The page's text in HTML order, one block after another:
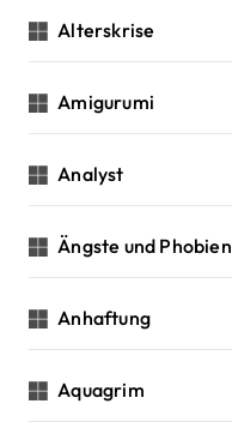
Alterskrise
Amigurumi
Analyst
Ängste und Phobien
Anhaftung
Aquagrim